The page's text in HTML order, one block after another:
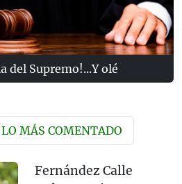
del Supremo!...Y olé
LO MÁS COMENTADO
Fernández Calle